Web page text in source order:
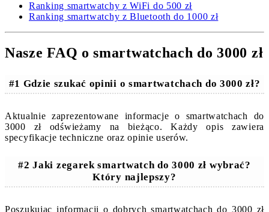
Ranking smartwatchy z WiFi do 500 zł
Ranking smartwatchy z Bluetooth do 1000 zł
Nasze FAQ o smartwatchach do 3000 zł
#1 Gdzie szukać opinii o smartwatchach do 3000 zł?
Aktualnie zaprezentowane informacje o smartwatchach do
3000 zł odświeżamy na bieżąco. Każdy opis zawiera
specyfikacje techniczne oraz opinie userów.
#2 Jaki zegarek smartwatch do 3000 zł wybrać?
Który najlepszy?
Poszukując informacji o dobrych smartwatchach do 3000 zł